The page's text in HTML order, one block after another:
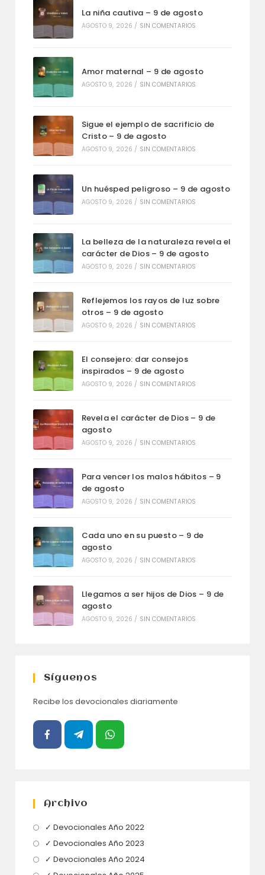
La niña cautiva – 9 de agosto
AGOSTO 9, 2026 / SIN COMENTARIOS
Amor maternal – 9 de agosto
AGOSTO 9, 2026 / SIN COMENTARIOS
Sigue el ejemplo de sacrificio de
Cristo – 9 de agosto
AGOSTO 9, 2026 / SIN COMENTARIOS
Un huésped peligroso – 9 de agosto
AGOSTO 9, 2026 / SIN COMENTARIOS
La belleza de la naturaleza revela el
carácter de Dios – 9 de agosto
AGOSTO 9, 2026 / SIN COMENTARIOS
Reflejemos los rayos de luz sobre
otros – 9 de agosto
AGOSTO 9, 2026 / SIN COMENTARIOS
El consejero: dar consejos
inspirados – 9 de agosto
AGOSTO 9, 2026 / SIN COMENTARIOS
Revela el carácter de Dios – 9 de
agosto
AGOSTO 9, 2026 / SIN COMENTARIOS
Para vencer los malos hábitos – 9
de agosto
AGOSTO 9, 2026 / SIN COMENTARIOS
Cada uno en su puesto – 9 de
agosto
AGOSTO 9, 2026 / SIN COMENTARIOS
Llegamos a ser hijos de Dios – 9 de
agosto
AGOSTO 9, 2026 / SIN COMENTARIOS
Síguenos
Recibe los devocionales diariamente
Archivo
✓ Devocionales Año 2022Se
✓ Devocionales Año 2023
abre
✓ Devocionales Año 2024